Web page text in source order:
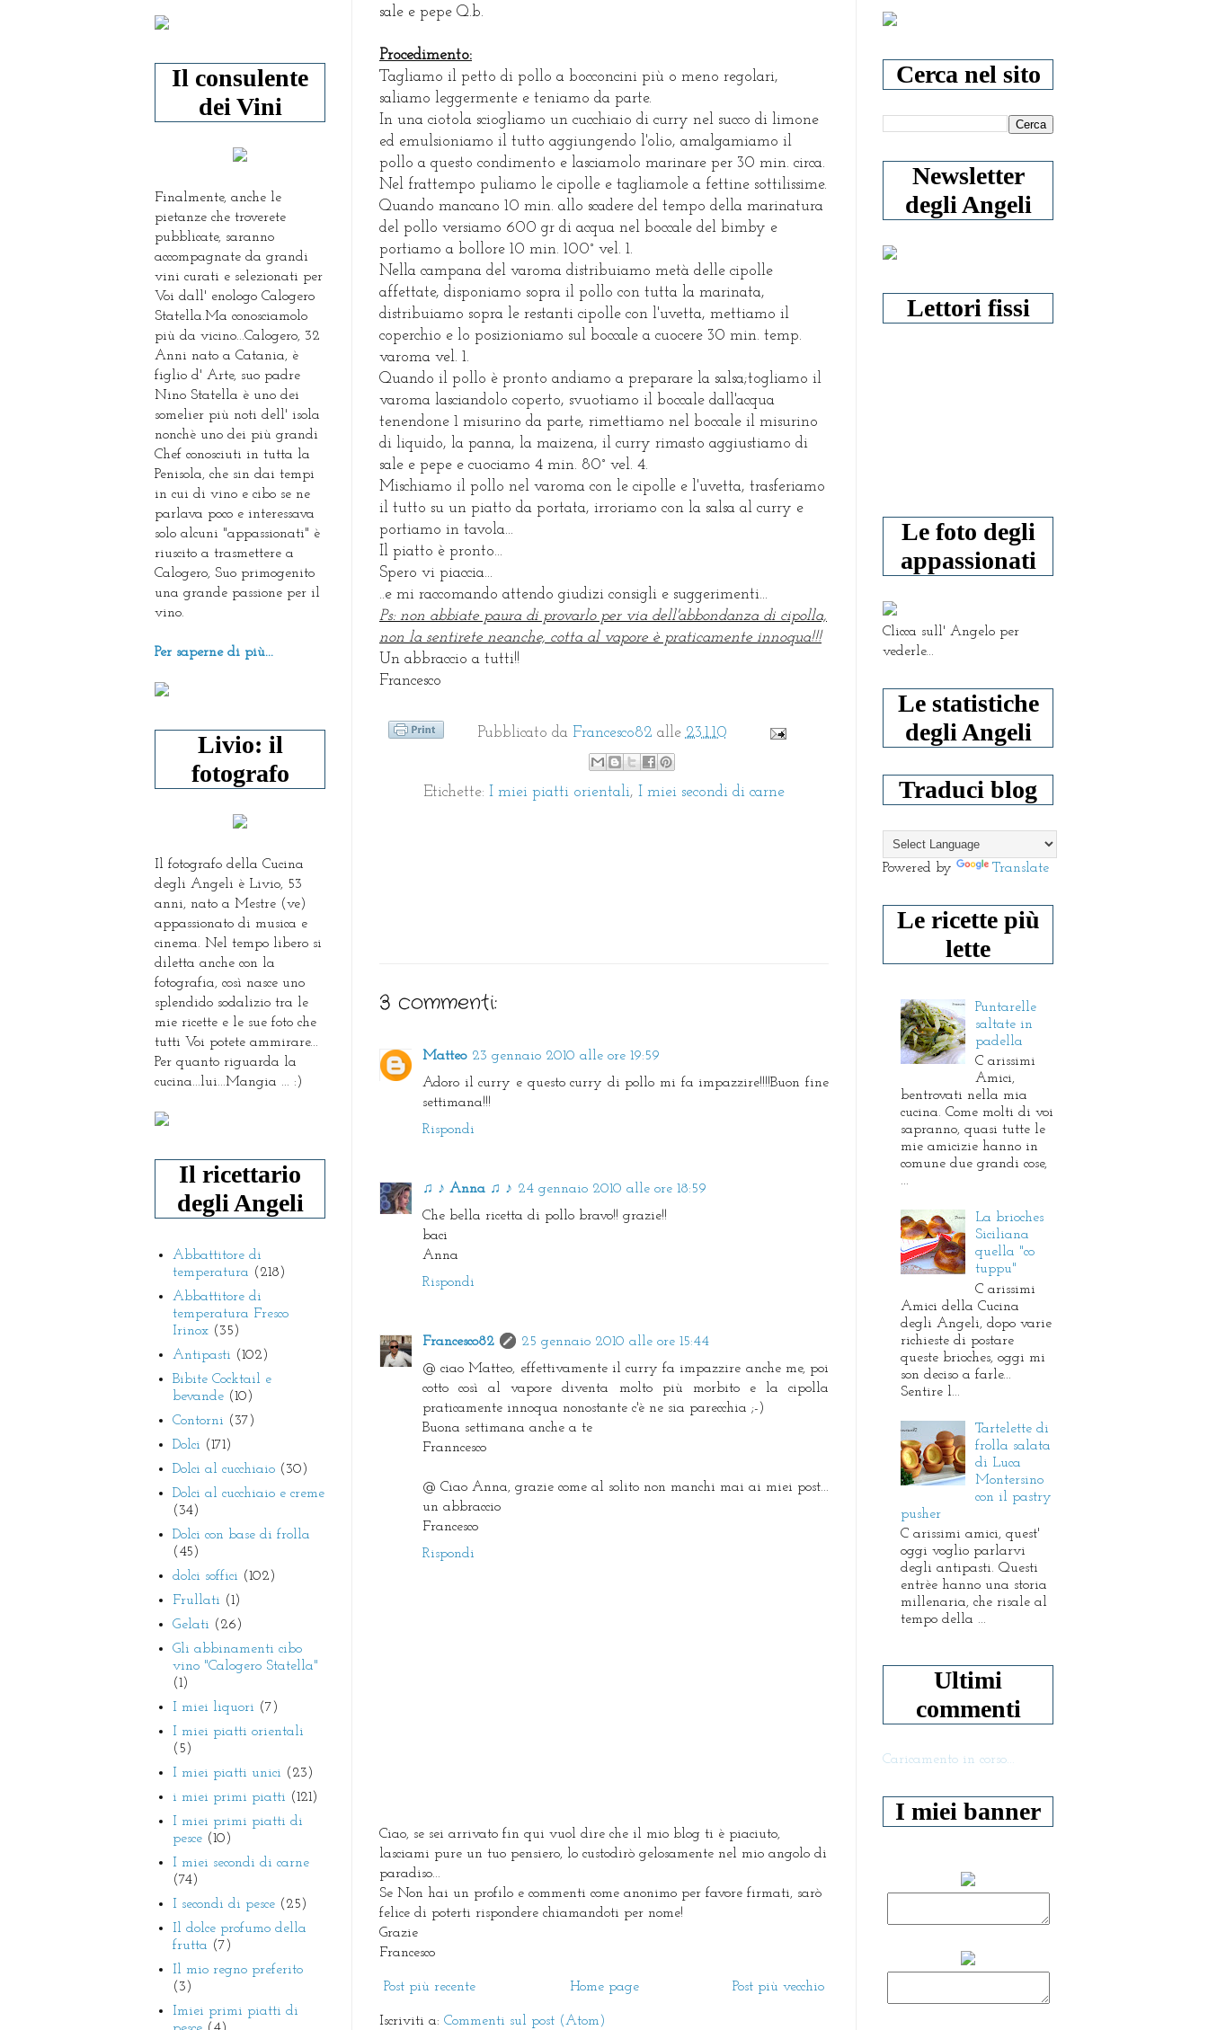
sale e pepe Q.b.
Procedimento:
Tagliamo il petto di pollo a bocconcini più o meno regolari,
saliamo leggermente e teniamo da parte.
In una ciotola sciogliamo un cucchiaio di curry nel succo di limone
ed emulsioniamo il tutto aggiungendo l'olio, amalgamiamo il
pollo a questo condimento e lasciamolo marinare per 30 min. circa.
Nel frattempo puliamo le cipolle e tagliamole a fettine sottilissime.
Quando mancano 10 min. allo scadere del tempo della marinatura
del pollo versiamo 600 gr di acqua nel boccale del bimby e
portiamo a bollore 10 min. 100° vel. 1.
Nella campana del varoma distribuiamo metà delle cipolle
affettate, disponiamo sopra il pollo con tutta la marinata,
distribuiamo sopra le restanti cipolle con l'uvetta, mettiamo il
coperchio e lo posizioniamo sul boccale a cuocere 30 min. temp.
varoma vel. 1.
Quando il pollo è pronto andiamo a preparare la salsa;togliamo il
varoma lasciandolo coperto, svuotiamo il boccale dall'acqua
tenendone 1 misurino da parte, rimettiamo nel boccale il misurino
di liquido, la panna, la maizena, il curry rimasto aggiustiamo di
sale e pepe e cuociamo 4 min. 80° vel. 4.
Mischiamo il pollo nel varoma con le cipolle e l'uvetta, trasferiamo
il tutto su un piatto da portata, irroriamo con la salsa al curry e
portiamo in tavola...
Il piatto è pronto...
Spero vi piaccia...
..e mi raccomando attendo giudizi consigli e suggerimenti...
Ps: non abbiate paura di provarlo per via dell'abbondanza di cipolla,
non la sentirete neanche, cotta al vapore è praticamente innoqua!!!
Un abbraccio a tutti!!
Francesco
Pubblicato da Francesco82 alle 23.1.10
Etichette: I miei piatti orientali, I miei secondi di carne
3 commenti:
Matteo 23 gennaio 2010 alle ore 19:59
Adoro il curry e questo curry di pollo mi fa impazzire!!!!Buon fine
settimana!!!
Rispondi
♫ ♪ Anna ♫ ♪ 24 gennaio 2010 alle ore 18:59
Che bella ricetta di pollo bravo!! grazie!!
baci
Anna
Rispondi
Francesco82
25 gennaio 2010 alle ore 15:44
@ ciao Matteo, effettivamente il curry fa impazzire anche me, poi
cotto così al vapore diventa molto più morbito e la cipolla
praticamente innoqua nonostante c'è ne sia parecchia ;-)
Buona settimana anche a te
Franncesco
@ Ciao Anna, grazie come al solito non manchi mai ai miei post...
un abbraccio
Francesco
Rispondi
Ciao, se sei arrivato fin qui vuol dire che il mio blog ti è piaciuto,
lasciami pure un tuo pensiero, lo custodirò gelosamente nel mio angolo di
paradiso...
Se Non hai un profilo e commenti come anonimo per favore firmati, sarò
felice di poterti rispondere chiamandoti per nome!
Grazie
Francesco
Post più recente Post più vecchio
Home page
Iscriviti a: Commenti sul post (Atom)
Il consulente
dei Vini
Finalmente, anche le
pietanze che troverete
pubblicate, saranno
accompagnate da grandi
vini curati e selezionati per
Voi dall' enologo Calogero
Statella.Ma conosciamolo
più da vicino...Calogero, 32
Anni nato a Catania, è
figlio d' Arte, suo padre
Nino Statella è uno dei
somelier più noti dell' isola
nonchè uno dei più grandi
Chef conosciuti in tutta la
Penisola, che sin dai tempi
in cui di vino e cibo se ne
parlava poco e interessava
solo alcuni "appassionati" è
riuscito a trasmettere a
Calogero, Suo primogenito
una grande passione per il
vino.
Per saperne di più...
Livio: il
fotografo
Il fotografo della Cucina
degli Angeli è Livio, 53
anni, nato a Mestre (ve)
appassionato di musica e
cinema. Nel tempo libero si
diletta anche con la
fotografia, così nasce uno
splendido sodalizio tra le
mie ricette e le sue foto che
tutti Voi potete ammirare...
Per quanto riguarda la
cucina...lui...Mangia ... :)
Il ricettario
degli Angeli
Abbattitore di
temperatura (218)
Abbattitore di
temperatura Fresco
Irinox (35)
Antipasti (102)
Bibite Cocktail e
bevande (10)
Contorni (37)
Dolci (171)
Dolci al cucchiaio (30)
Dolci al cucchiaio e creme
(34)
Dolci con base di frolla
(45)
dolci soffici (102)
Frullati (1)
Gelati (26)
Gli abbinamenti cibo
vino "Calogero Statella"
(1)
I miei liquori (7)
I miei piatti orientali
(5)
I miei piatti unici (23)
i miei primi piatti (121)
I miei primi piatti di
pesce (10)
I miei secondi di carne
(74)
I secondi di pesce (25)
Il dolce profumo della
frutta (7)
Il mio regno preferito
(3)
Imiei primi piatti di
Cerca nel sito
Newsletter
degli Angeli
Lettori fissi
Le foto degli
appassionati
Clicca sull' Angelo per
vederle...
Le statistiche
degli Angeli
Traduci blog
Powered by Translate
Le ricette più
lette
Puntarelle
saltate in
padella
C arissimi
Amici,
bentrovati nella mia
cucina. Come molti di voi
sapranno, quasi tutte le
mie amicizie hanno in
comune due grandi cose,
...
La brioches
Siciliana
quella "co
tuppu"
C arissimi
Amici della Cucina
degli Angeli, dopo varie
richieste di postare
queste brioches, oggi mi
son deciso a farle...
Sentire l...
Tartelette di
frolla salata
di Luca
Montersino
con il pastry
pusher
C arissimi amici, quest'
oggi voglio parlarvi
degli antipasti. Questi
entrèe hanno una storia
millenaria, che risale al
tempo della ...
Ultimi
commenti
Caricamento in corso...
I miei banner